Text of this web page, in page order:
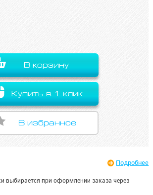
В корзину
Купить в 1 клик
В избранное
Подробнее
выбирается при оформлении заказа через